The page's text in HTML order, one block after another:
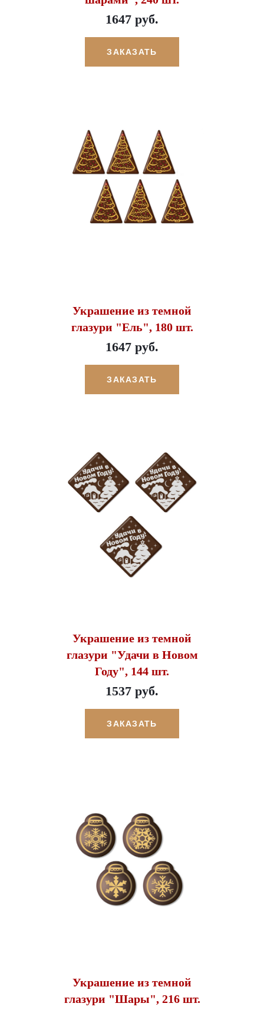
1647 руб.
ЗАКАЗАТЬ
Украшение из темной
глазури "Ель", 180 шт.
1647 руб.
ЗАКАЗАТЬ
Украшение из темной
глазури "Удачи в Новом
Году", 144 шт.
1537 руб.
ЗАКАЗАТЬ
Украшение из темной
глазури "Шары", 216 шт.